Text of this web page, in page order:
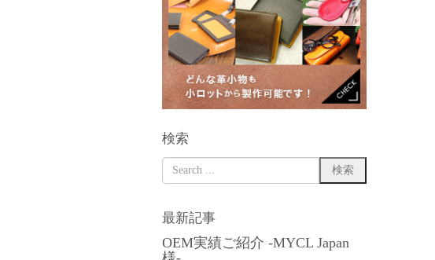
検索
最新記事
OEM実績ご紹介 -MYCL Japan